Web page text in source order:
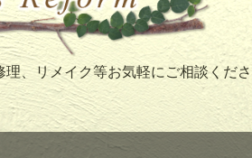
、リメイク等お気軽にご相談くださ